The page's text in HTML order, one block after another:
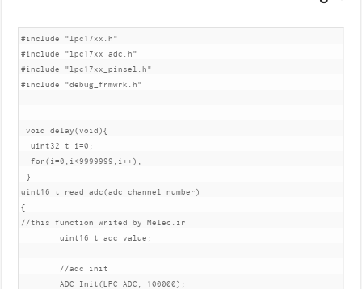
#include "lpc17xx.h"
#include "lpc17xx_adc.h"
#include "lpc17xx_pinsel.h"
#include "debug_frmwrk.h"
void delay(void){
  uint32_t i=0;
  for(i=0;i<9999999;i++);
}
uint16_t read_adc(adc_channel_number)
{
//this function writed by Melec.ir
	uint16_t adc_value;
	ADC_Init(LPC_ADC, 100000);